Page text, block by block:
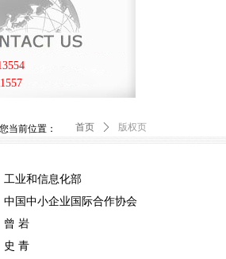
您当前位置： 首页 ꄲ 版权页
工业和信息化部
中国中小企业国际合作协会
曾 岩
史 青